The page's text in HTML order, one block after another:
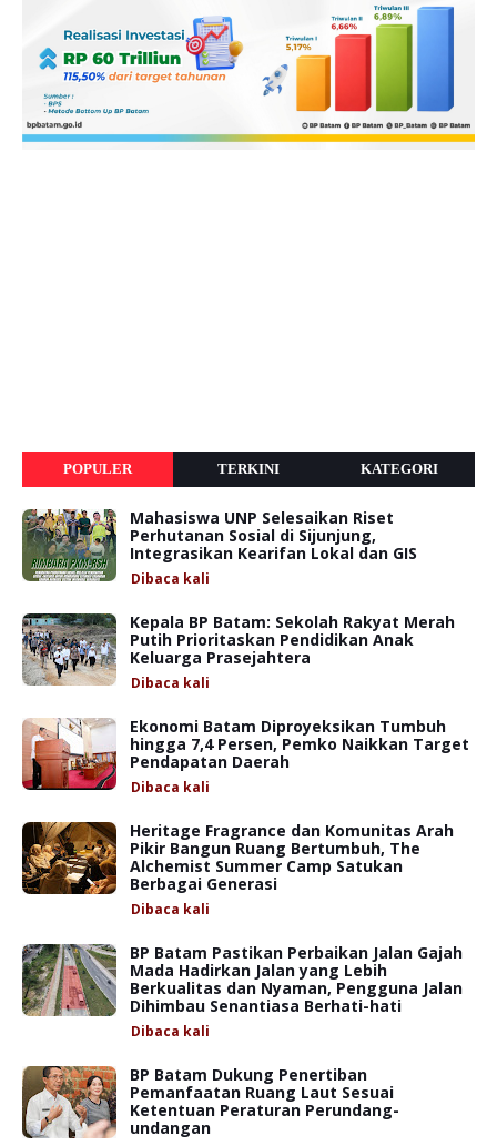
POPULER TERKINI KATEGORI
Mahasiswa UNP Selesaikan Riset
Perhutanan Sosial di Sijunjung,
Integrasikan Kearifan Lokal dan GIS
Dibaca kali
Kepala BP Batam: Sekolah Rakyat Merah
Putih Prioritaskan Pendidikan Anak
Keluarga Prasejahtera
Dibaca kali
Ekonomi Batam Diproyeksikan Tumbuh
hingga 7,4 Persen, Pemko Naikkan Target
Pendapatan Daerah
Dibaca kali
Heritage Fragrance dan Komunitas Arah
Pikir Bangun Ruang Bertumbuh, The
Alchemist Summer Camp Satukan
Berbagai Generasi
Dibaca kali
BP Batam Pastikan Perbaikan Jalan Gajah
Mada Hadirkan Jalan yang Lebih
Berkualitas dan Nyaman, Pengguna Jalan
Dihimbau Senantiasa Berhati-hati
Dibaca kali
BP Batam Dukung Penertiban
Pemanfaatan Ruang Laut Sesuai
Ketentuan Peraturan Perundang-
undangan